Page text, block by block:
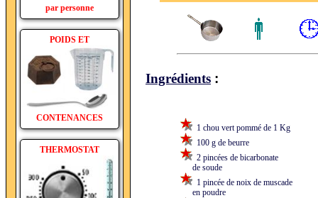
par personne
POIDS ET
CONTENANCES
THERMOSTAT
Ingrédients :
1 chou vert pommé de 1 Kg
100 g de beurre
2 pincées de bicarbonate
de soude
1 pincée de noix de muscade
en poudre